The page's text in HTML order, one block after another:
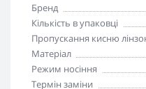
Бренд
Кількість в упаковці
Пропускання кисню
Матеріал
Режим носіння
Термін заміни